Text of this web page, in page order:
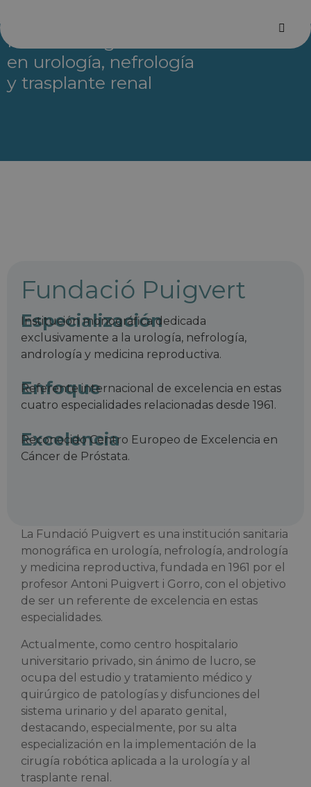
Referencia global
en urología, nefrología
y trasplante renal
Fundació Puigvert
Especialización
Institución monográfica dedicada
exclusivamente a la urología, nefrología,
andrología y medicina reproductiva.
Enfoque
Referente internacional de excelencia en estas
cuatro especialidades relacionadas desde 1961.
Excelencia
Reconocido Centro Europeo de Excelencia en
Cáncer de Próstata.
La Fundació Puigvert es una institución sanitaria
monográfica en urología, nefrología, andrología
y medicina reproductiva, fundada en 1961 por el
profesor Antoni Puigvert i Gorro, con el objetivo
de ser un referente de excelencia en estas
especialidades.
Actualmente, como centro hospitalario
universitario privado, sin ánimo de lucro, se
ocupa del estudio y tratamiento médico y
quirúrgico de patologías y disfunciones del
sistema urinario y del aparato genital,
destacando, especialmente, por su alta
especialización en la implementación de la
cirugía robótica aplicada a la urología y al
trasplante renal.